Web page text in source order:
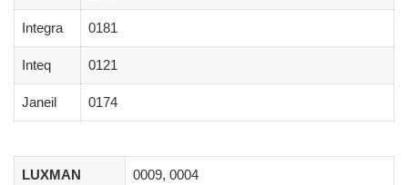
Integra 0181
Inteq 0121
Janeil 0174
LUXMAN 0009, 0004